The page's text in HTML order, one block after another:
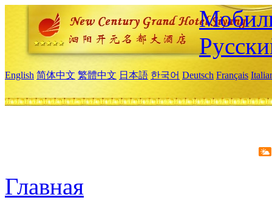
English 简体中文 繁體中文 日本語 한국어 Deutsch Français
Главная